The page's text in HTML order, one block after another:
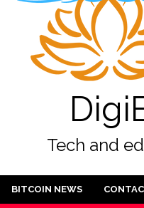
Tech and
BITCOIN NEWS